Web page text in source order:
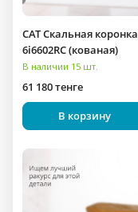
CAT Скальная коронка
6i6602RC (кованая)
В наличии 15 шт.
61 180 тенге
В корзину